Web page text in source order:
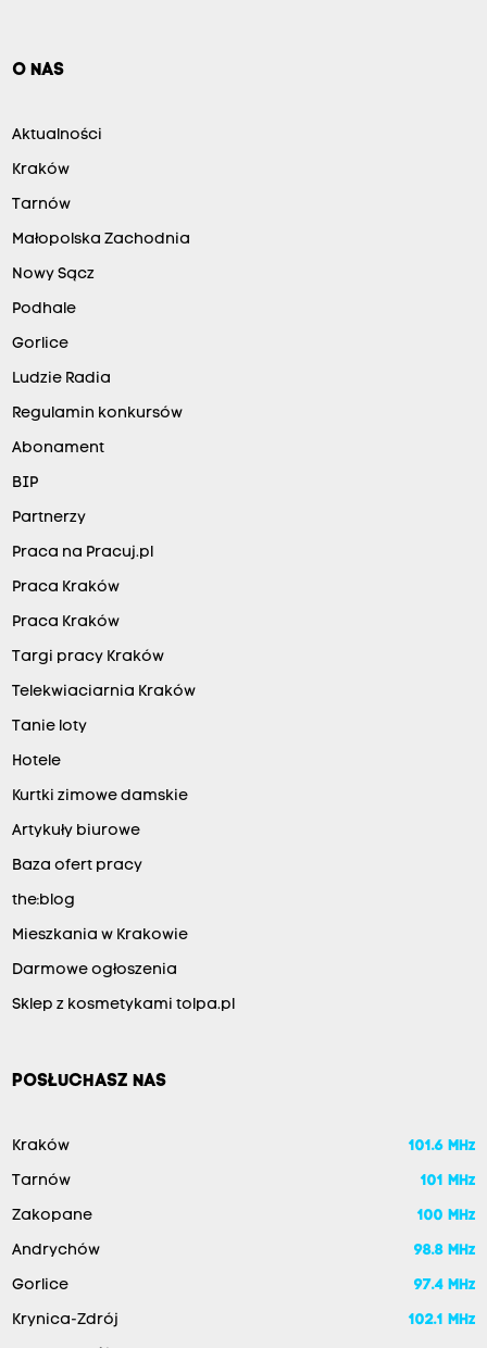
O NAS
Aktualności
Kraków
Tarnów
Małopolska Zachodnia
Nowy Sącz
Podhale
Gorlice
Ludzie Radia
Regulamin konkursów
Abonament
BIP
Partnerzy
Praca na Pracuj.pl
Praca Kraków
Praca Kraków
Targi pracy Kraków
Telekwiaciarnia Kraków
Tanie loty
Hotele
Kurtki zimowe damskie
Artykuły biurowe
Baza ofert pracy
the:blog
Mieszkania w Krakowie
Darmowe ogłoszenia
Sklep z kosmetykami tolpa.pl
POSŁUCHASZ NAS
Kraków 101.6 MHz
Tarnów 101 MHz
Zakopane 100 MHz
Andrychów 98.8 MHz
Gorlice 97.4 MHz
Krynica-Zdrój 102.1 MHz